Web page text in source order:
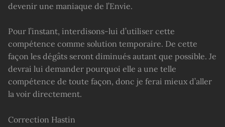
devenir une maniaque de l’Envie.
Pour l’instant, interdisons-lui d’utiliser cette
compétence comme solution temporaire. De cette
façon les dégâts seront diminués autant que possible. Je
devrai lui demander pourquoi elle a une telle
compétence de toute façon, donc je ferai mieux d’aller
la voir directement.
Correction Hastin